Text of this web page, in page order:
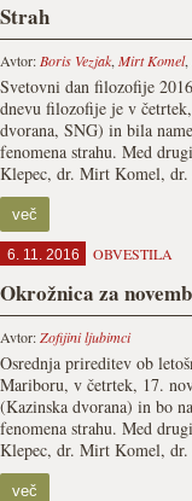
Strah
Avtor: Boris Vezjak, Mirt Komel,
Svetovni dan filozofije
dnevu filozofije je v
dvorana, SNG) in bila
fenomena strahu. Med
Klepec, dr. Mirt Komel,
več
6. 11. 2016 OBVESTILA
Okrožnica za
Avtor:Zofijini ljubimci
Osrednja prireditev ob
Mariboru, v četrtek, 17.
(Kazinska dvorana) in bo
fenomena strahu. Med
Klepec, dr. Mirt Komel, dr.
več